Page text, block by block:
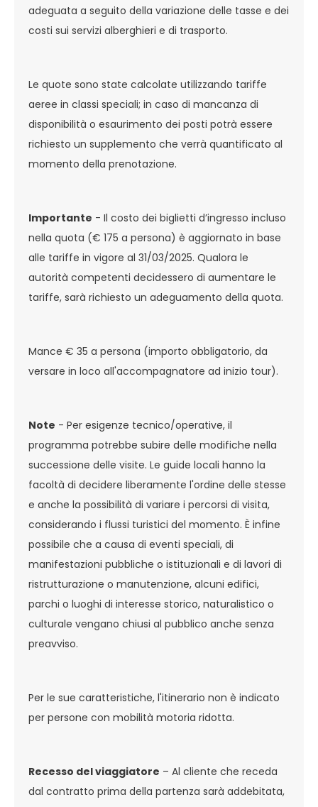
adeguata a seguito della variazione delle tasse e dei
costi sui servizi alberghieri e di trasporto.
Le quote sono state calcolate utilizzando tariffe
aeree in classi speciali; in caso di mancanza di
disponibilità o esaurimento dei posti potrà essere
richiesto un supplemento che verrà quantificato al
momento della prenotazione.
Importante - Il costo dei biglietti d’ingresso incluso
nella quota (€ 175 a persona) è aggiornato in base
alle tariffe in vigore al 31/03/2025. Qualora le
autorità competenti decidessero di aumentare le
tariffe, sarà richiesto un adeguamento della quota.
Mance € 35 a persona (importo obbligatorio, da
versare in loco all'accompagnatore ad inizio tour).
Note - Per esigenze tecnico/operative, il
programma potrebbe subire delle modifiche nella
successione delle visite. Le guide locali hanno la
facoltà di decidere liberamente l'ordine delle stesse
e anche la possibilità di variare i percorsi di visita,
considerando i flussi turistici del momento. È infine
possibile che a causa di eventi speciali, di
manifestazioni pubbliche o istituzionali e di lavori di
ristrutturazione o manutenzione, alcuni edifici,
parchi o luoghi di interesse storico, naturalistico o
culturale vengano chiusi al pubblico anche senza
preavviso.
Per le sue caratteristiche, l'itinerario non è indicato
per persone con mobilità motoria ridotta.
Recesso del viaggiatore – Al cliente che receda
dal contratto prima della partenza sarà addebitata,